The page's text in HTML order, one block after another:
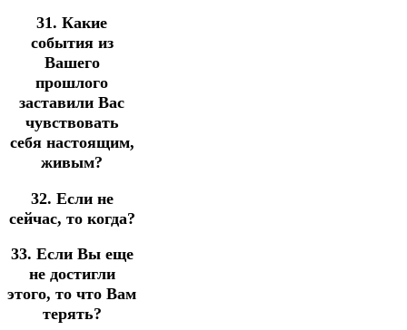
31. Какие
события из
Вашего
прошлого
заставили Вас
чувствовать
себя настоящим,
живым?
32. Если не
сейчас, то когда?
33. Если Вы еще
не достигли
этого, то что Вам
терять?